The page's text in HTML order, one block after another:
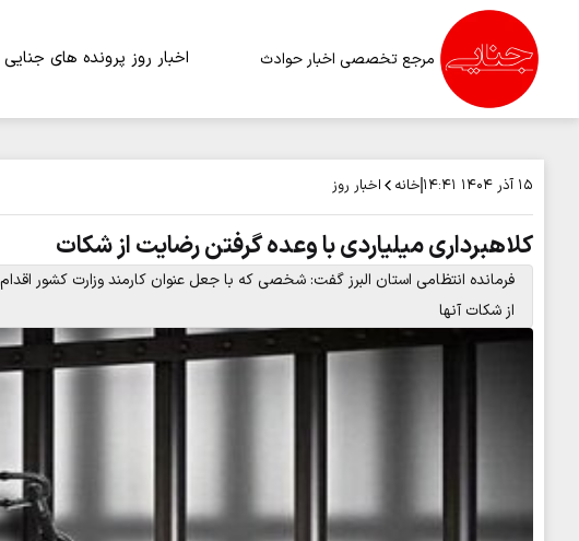
مرجع تخصصی اخبار حوادث اخبار روز پرونده های جنایی
۱۵ آذر ۱۴۰۴ ۱۴:۴۱ خانه اخبار روز
کلاهبرداری میلیاردی با وعده گرفتن رضایت از شکات
از شکات آنها